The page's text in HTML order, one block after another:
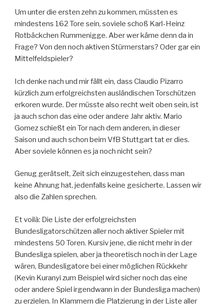
Um unter die ersten zehn zu kommen, müssten es
mindestens 162 Tore sein, soviele schoß Karl-Heinz
Rotbäckchen Rummenigge. Aber wer käme denn da in
Frage? Von den noch aktiven Stürmerstars? Oder gar ein
Mittelfeldspieler?
Ich denke nach und mir fällt ein, dass Claudio Pizarro
kürzlich zum erfolgreichsten ausländischen Torschützen
erkoren wurde. Der müsste also recht weit oben sein, ist
ja auch schon das eine oder andere Jahr aktiv. Mario
Gomez schießt ein Tor nach dem anderen, in dieser
Saison und auch schon beim VfB Stuttgart tat er dies.
Aber soviele können es ja noch nicht sein?
Genug gerätselt, Zeit sich einzugestehen, dass man
keine Ahnung hat, jedenfalls keine gesicherte. Lassen wir
also die Zahlen sprechen.
Et voilà: Die Liste der erfolgreichsten
Bundesligatorschützen aller noch aktiver Spieler mit
mindestens 50 Toren. Kursiv jene, die nicht mehr in der
Bundesliga spielen, aber ja theoretisch noch in der Lage
wären, Bundesligatore bei einer möglichen Rückkehr
(Kevin Kuranyi zum Beispiel wird sicher noch das eine
oder andere Spiel irgendwann in der Bundesliga machen)
zu erzielen. In Klammern die Platzierung in der Liste aller